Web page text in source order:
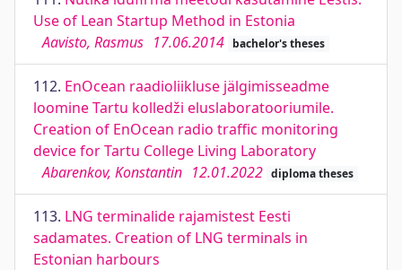
Use of Lean Startup Method in Estonia
Aavisto, Rasmus 17.06.2014 bachelor's theses
112. EnOcean raadioliikluse jälgimisseadme
loomine Tartu kolledži eluslaboratooriumile.
Creation of EnOcean radio traffic monitoring
device for Tartu College Living Laboratory
Abarenkov, Konstantin 12.01.2022 diploma theses
113. LNG terminalide rajamistest Eesti
sadamates. Creation of LNG terminals in
Estonian harbours